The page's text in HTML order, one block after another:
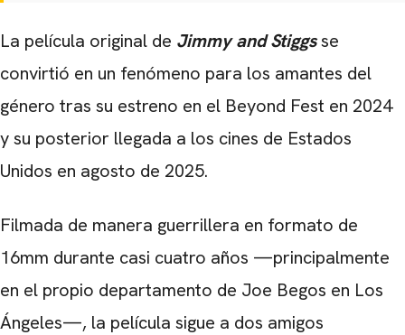
La película original de Jimmy and Stiggsse
convirtió en un fenómeno para los amantes del
género tras su estreno en el Beyond Fest en 2024
y su posterior llegada a los cines de Estados
Unidos en agosto de 2025.
Filmada de manera guerrillera en formato de
16mm durante casi cuatro años —principalmente
en el propio departamento de Joe Begos en Los
Ángeles—, la película sigue a dos amigos